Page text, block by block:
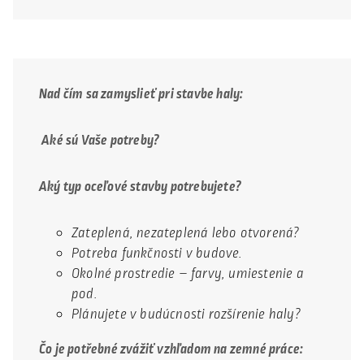
Nad čím sa zamyslieť pri stavbe haly:
Aké sú Vaše potreby?
Aký typ oceľové stavby potrebujete?
Zateplená, nezateplená lebo otvorená?
Potreba funkčnosti v budove.
Okolné prostredie – farvy, umiestenie a
pod.
Plánujete v budúcnosti rozšírenie haly?
Čo je potřebné zvážiť vzhľadom na zemné práce: